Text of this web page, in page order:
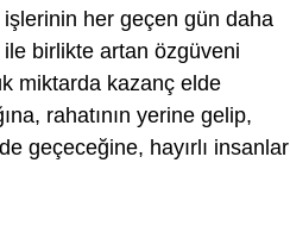
işlerinin her geçen gün daha
birlikte artan özgüveni
miktarda kazanç elde
rahatının yerine gelip,
geçeceğine, hayırlı insanlar